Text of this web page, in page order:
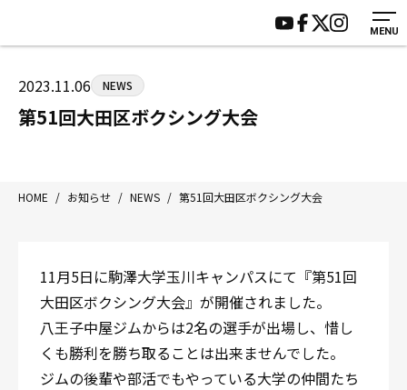
MENU
八王子中屋ボクシングジム
〒192-0072 東京都八王子市南町3-8 第2原嶋ビル1F
Tel/Fax：042-622-7222
営業時間：月〜土 14:00〜22:00 / 日・祝 14:00〜19:00
HOME
ジムについて
トレーニング
入会案内
施設紹介
会員様の声
サポーター募集
2023.11.06 NEWS
第51回大田区ボクシング大会
HOME / お知らせ / NEWS / 第51回大田区ボクシング大会
11月5日に駒澤大学玉川キャンパスにて『第51回
大田区ボクシング大会』が開催されました。
八王子中屋ジムからは2名の選手が出場し、惜し
くも勝利を勝ち取ることは出来ませんでした。
ジムの後輩や部活でもやっている大学の仲間たち